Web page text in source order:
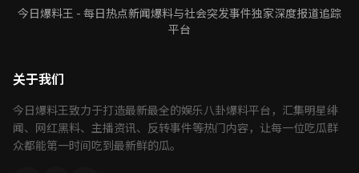
今日爆料王 - 每日热点新闻爆料与社会突发事件独家深度报道追踪
平台
关于我们
今日爆料王致力于打造最新最全的娱乐八卦爆料平台，汇集明星绯
闻、网红黑料、主播资讯、反转事件等热门内容，让每一位吃瓜群
众都能第一时间吃到最新鲜的瓜。